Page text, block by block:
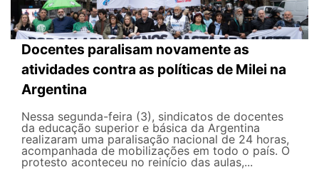
Docentes paralisam novamente as
atividades contra as políticas de Milei na
Argentina
Nessa segunda-feira (3), sindicatos de docentes
da educação superior e básica da Argentina
realizaram uma paralisação nacional de 24 horas,
acompanhada de mobilizações em todo o país. O
protesto aconteceu no reinício das aulas,...